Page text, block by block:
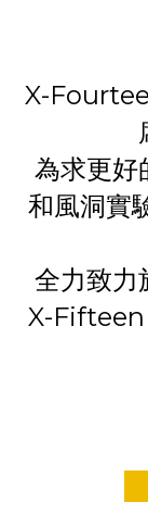
X-
為求更好
和風洞實
全力致力
X-Fifteen